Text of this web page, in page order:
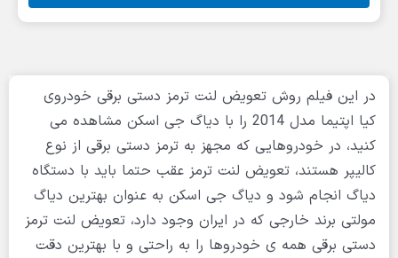
در این فیلم روش تعویض لنت ترمز دستی برقی خودروی
کیا اپتیما مدل 2014 را با دیاگ جی اسکن مشاهده می
کنید، در خودروهایی که مجهز به ترمز دستی برقی از نوع
کالیپر هستند، تعویض لنت ترمز عقب حتما باید با دستگاه
دیاگ انجام شود و دیاگ جی اسکن به عنوان بهترین دیاگ
مولتی برند خارجی که در ایران وجود دارد، تعویض لنت ترمز
دستی برقی همه ی خودروها را به راحتی و با بهترین دقت